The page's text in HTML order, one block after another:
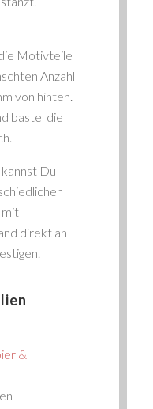
Motivteile
Anzahl
von hinten.
bastel die
Du
mit
direkt an
&